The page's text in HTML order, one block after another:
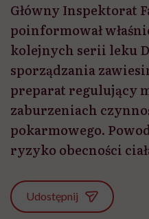
Główny Inspektorat
poinformował
kolejnych serii leku
sporządzania
preparat regulujący
zaburzeniach
pokarmowego.
ryzyko obecności
Udostępnij